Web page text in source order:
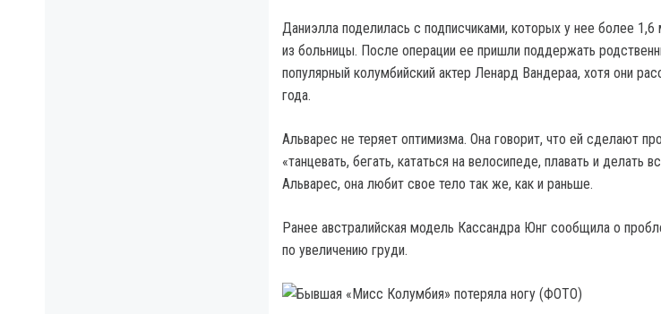
Даниэлла поделилась с подписчиками, которых у нее более
из больницы. После операции ее пришли поддержать
популярный колумбийский актер Ленард Вандераа, хотя они
года.
Альварес не теряет оптимизма. Она говорит, что ей сделают
«танцевать, бегать, кататься на велосипеде, плавать и делать
Альварес, она любит свое тело так же, как и раньше.
Ранее австралийская модель Кассандра Юнг сообщила о
по увеличению груди.